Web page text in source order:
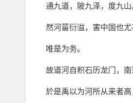
通九道，陂九泽，度九山
然河菑衍溢，害中国也尤
唯是为务。
故道河自积石历龙门，
於是禹以为河所从来者